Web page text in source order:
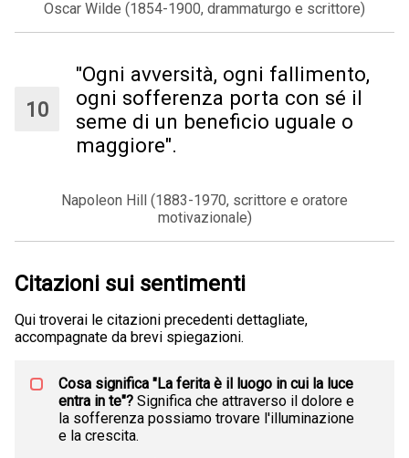
Oscar Wilde (1854-1900, drammaturgo e scrittore)
"Ogni avversità, ogni fallimento,
ogni sofferenza porta con sé il
seme di un beneficio uguale o
maggiore".
Napoleon Hill (1883-1970, scrittore e oratore
motivazionale)
Citazioni sui sentimenti
Qui troverai le citazioni precedenti dettagliate,
accompagnate da brevi spiegazioni.
Cosa significa "La ferita è il luogo in cui la luce
entra in te"? Significa che attraverso il dolore e
la sofferenza possiamo trovare l'illuminazione
e la crescita.